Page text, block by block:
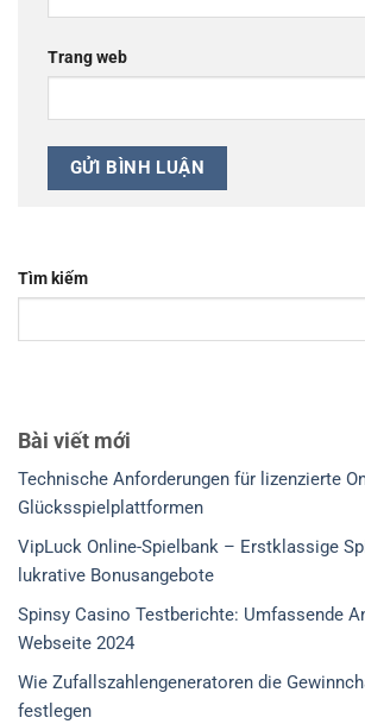
Trang web
Tìm kiếm
Bài viết mới
Technische Anforderungen für lizenzierte
Glücksspielplattformen
VipLuck Online-Spielbank – Erstklassige
lukrative Bonusangebote
Spinsy Casino Testberichte: Umfassende
Webseite 2024
Wie Zufallszahlengeneratoren die
festlegen